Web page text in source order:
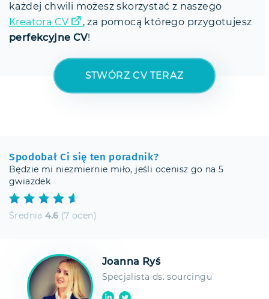
każdej chwili możesz skorzystać z naszego
Kreatora CV
, za pomocą którego przygotujesz
perfekcyjne CV!
STWÓRZ CV TERAZ
Spodobał Ci się ten poradnik?
Będzie mi niezmiernie miło, jeśli ocenisz go na 5
gwiazdek
Średnia4.6 (7 ocen)
Joanna Ryś
Specjalista ds. sourcingu